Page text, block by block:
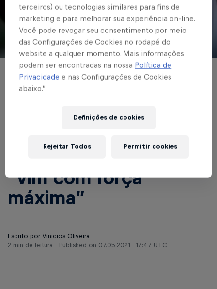
© Red Bull Bragantino
FUTEBOL MASCULINO
ao Red Bull
Bragantino e quer
“vim com força
máxima”
Escrito por Vinicios Oliveira
2 min de leitura
Published on 07.05.2021 · 17:47 UTC
terceiros) ou tecnologias similares para fins de
marketing e para melhorar sua experiência on-line.
Você pode revogar seu consentimento por meio
das Configurações de Cookies no rodapé do
website a qualquer momento. Mais informações
podem ser encontradas na nossa Política de
Privacidade e nas Configurações de Cookies
abaixo.”
Definições de cookies
Rejeitar Todos Permitir cookies